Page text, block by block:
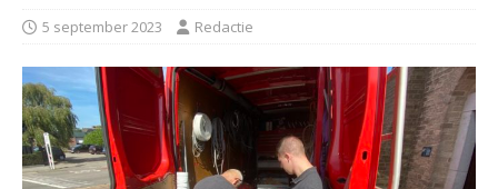
5 september 2023 Redactie